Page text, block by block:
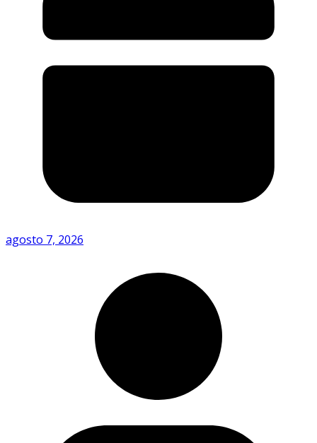
agosto 7, 2026